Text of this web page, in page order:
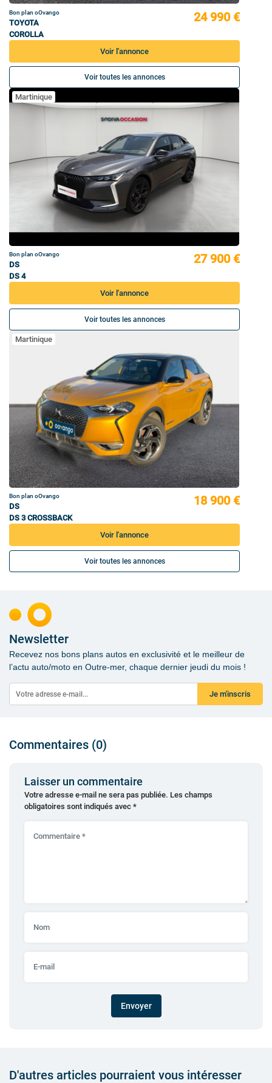
Bon plan oOvango
TOYOTA
COROLLA
24 990 €
Voir l'annonce
Voir toutes les annonces
Martinique
Bon plan oOvango
DS
DS 4
27 900 €
Voir l'annonce
Voir toutes les annonces
Martinique
Bon plan oOvango
DS
DS 3 CROSSBACK
18 900 €
Voir l'annonce
Voir toutes les annonces
Newsletter
Recevez nos bons plans autos en exclusivité et le meilleur de
l’actu auto/moto en Outre-mer, chaque dernier jeudi du mois !
Je m'inscris
Commentaires (0)
Laisser un commentaire
Votre adresse e-mail ne sera pas publiée. Les champs
obligatoires sont indiqués avec *
Envoyer
D'autres articles pourraient vous intéresser